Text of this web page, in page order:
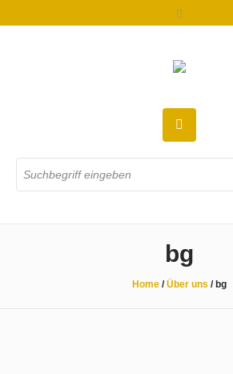
bg
Home /Über uns / bg